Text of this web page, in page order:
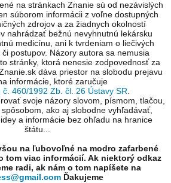
na stránkach Znanie sú od nezávislých
súborom informácii z voľne dostupných
zdrojov a za žiadnych okolností
nahrádzať bežnú nevyhnutnú lekársku
medicínu, ani k tvrdeniam o liečivých
postupov. Názory autora sa nemusia
stránky, ktorá nenesie zodpovednosť za
dáva priestor na slobodu prejavu
informácie, ktoré zaručuje
č. 460/1992 Zb. čl. 26 Ústavy SR
svoje názory slovom, písmom, tlačou,
ako aj slobodne vyhľadávať,
a informácie bez ohľadu na hranice
štátu...
na ľubovoľné na modro zafarbené
tom viac informácií. Ak niektorý odkaz
radi, ak nám o tom napíšete na
Ďakujeme